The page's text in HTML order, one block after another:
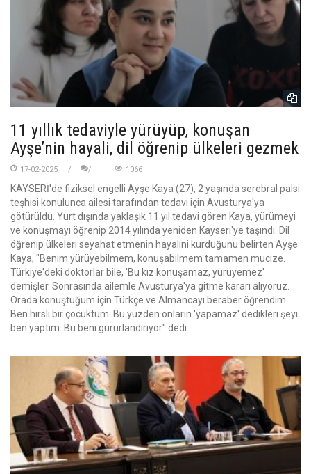
11 yıllık tedaviyle yürüyüp, konuşan
Ayşe’nin hayali, dil öğrenip ülkeleri gezmek
17-02-2025 1066
KAYSERİ'de fiziksel engelli Ayşe Kaya (27), 2 yaşında serebral palsi
teşhisi konulunca ailesi tarafından tedavi için Avusturya'ya
götürüldü. Yurt dışında yaklaşık 11 yıl tedavi gören Kaya, yürümeyi
ve konuşmayı öğrenip 2014 yılında yeniden Kayseri'ye taşındı. Dil
öğrenip ülkeleri seyahat etmenin hayalini kurduğunu belirten Ayşe
Kaya, "Benim yürüyebilmem, konuşabilmem tamamen mucize.
Türkiye'deki doktorlar bile, 'Bu kız konuşamaz, yürüyemez'
demişler. Sonrasında ailemle Avusturya'ya gitme kararı alıyoruz.
Orada konuştuğum için Türkçe ve Almancayı beraber öğrendim.
Ben hırslı bir çocuktum. Bu yüzden onların 'yapamaz' dedikleri şeyi
ben yaptım. Bu beni gururlandırıyor" dedi.